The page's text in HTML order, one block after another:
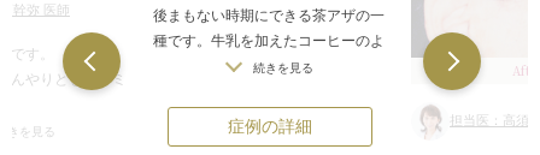
幹弥 医師
です。
んやりとしたシミ
色素斑というシミ
きを見る
後まもない時期にできる茶アザの一
種です。牛乳を加えたコーヒーのよ
うな色をしていることからカフェオ
平母斑は基本的にあっても支障のな
いあざですが、目立つ位置にあると
続きを見る
症例の詳細 担当医：高須